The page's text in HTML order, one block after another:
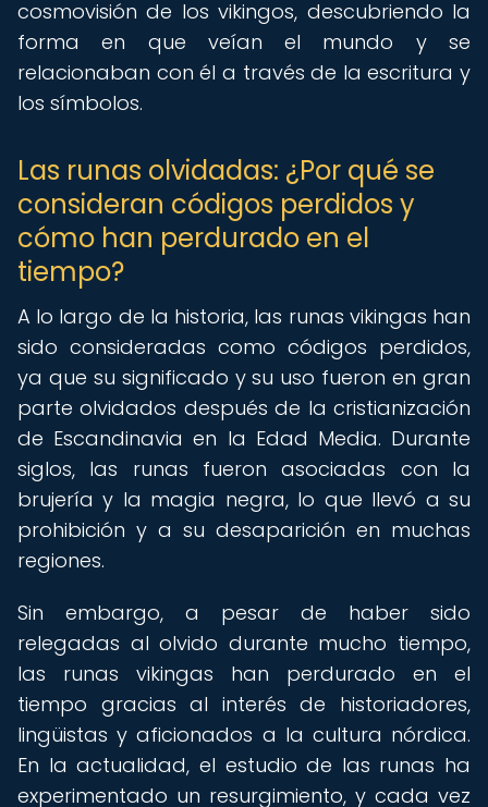
cosmovisión de los vikingos, descubriendo la
forma en que veían el mundo y se
relacionaban con él a través de la escritura y
los símbolos.
Las runas olvidadas: ¿Por qué se
consideran códigos perdidos y
cómo han perdurado en el
tiempo?
A lo largo de la historia, las runas vikingas han
sido consideradas como códigos perdidos,
ya que su significado y su uso fueron en gran
parte olvidados después de la cristianización
de Escandinavia en la Edad Media. Durante
siglos, las runas fueron asociadas con la
brujería y la magia negra, lo que llevó a su
prohibición y a su desaparición en muchas
regiones.
Sin embargo, a pesar de haber sido
relegadas al olvido durante mucho tiempo,
las runas vikingas han perdurado en el
tiempo gracias al interés de historiadores,
lingüistas y aficionados a la cultura nórdica.
En la actualidad, el estudio de las runas ha
experimentado un resurgimiento, y cada vez